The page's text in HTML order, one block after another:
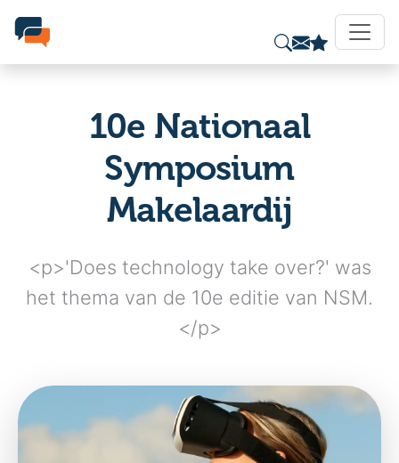
10e Nationaal
Symposium
Makelaardij
<p>'Does technology take over?' was
het thema van de 10e editie van NSM.
</p>